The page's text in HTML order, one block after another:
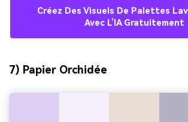
Créez Des Visuels De Palettes
Avec L’IA Gratuitement
7) Papier Orchidée